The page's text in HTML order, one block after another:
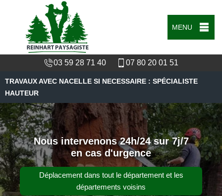
MENU
03 59 28 71 40 07 80 20 01 51
TRAVAUX AVEC NACELLE SI NECESSAIRE : SPÉCIALISTE
HAUTEUR
Nous intervenons 24h/24 sur 7j/7
en cas d'urgence
Déplacement dans tout le département et les
départements voisins